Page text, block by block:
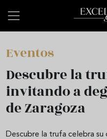
Eventos
Descubre la
invitando a
de Zaragoza
Descubre la trufa celebra su